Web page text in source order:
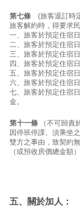
第七條 (旅客退訂時
旅客解約時，得要求
一、旅客於預定住宿
二、旅客於預定住宿
三、旅客於預定住宿
四、旅客於預定住宿
五、旅客於預定住宿
六、旅客於預定住宿
七、旅客於預定住宿
金。
第十一條 （不可歸責
因停班停課、須乘坐
雙方之事由，致契約
（或預收房價總金額
五、關於加人：